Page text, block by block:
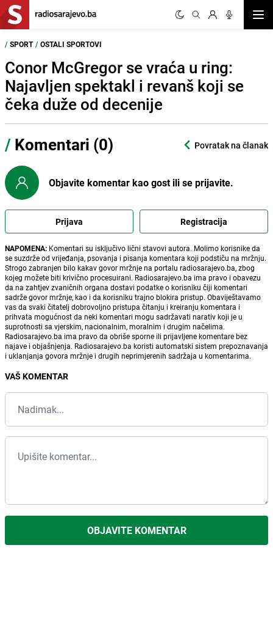
/ SPORT / OSTALI SPORTOVI
Conor McGregor se vraća u ring:
Najavljen spektakl i revanš koji se
čeka duže od decenije
/ Komentari (0) Povratak na članak
Objavite komentar kao gost ili se prijavite.
Prijava Registracija
NAPOMENA: Komentari su isključivo lični stavovi autora. Molimo korisnike da
se suzdrže od vrijeđanja, psovanja i pisanja komentara koji podstiču na mržnju.
Strogo zabranjen bilo kakav govor mržnje na portalu radiosarajevo.ba, zbog
kojeg možete biti krivično procesuirani. Radiosarajevo.ba ima pravo i obavezu
da na zahtjev zvaničnih organa dostavi podatke o korisniku čiji komentari
sadrže govor mržnje, kao i da korisniku trajno blokira pristup. Obaviještavamo
vas da svaki čitatelj dobrovoljno pristupa čitanju i kreiranju komentara i
prihvata mogućnost da neki komentari mogu sadržavati narativ koji je u
suprotnosti sa vjerskim, nacionalnim, moralnim i drugim načelima.
Radiosarajevo.ba ima pravo da obriše sporne ili prijavljene komentare bez
najave i objašnjenja. Radiosarajevo.ba koristi automatski sistem prepoznavanja
i uklanjanja govora mržnje i drugih neprimjerenih sadržaja u komentarima.
VAŠ KOMENTAR
OBJAVITE KOMENTAR